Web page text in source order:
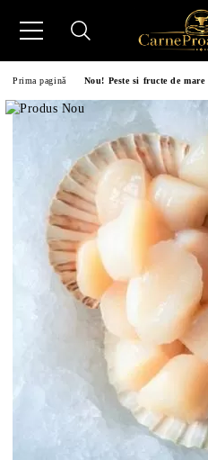
Prima pagină Nou! Peste si fructe de mare